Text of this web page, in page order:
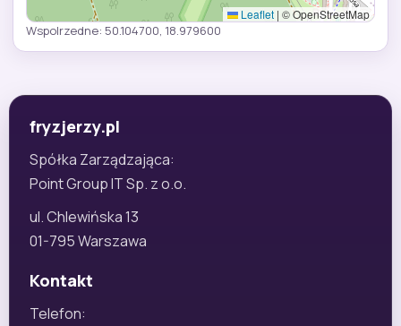
Leaflet | © OpenStreetMap
Wspolrzedne: 50.104700, 18.979600
fryzjerzy.pl
Spółka Zarządzająca:
Point Group IT Sp. z o.o.
ul. Chlewińska 13
01-795 Warszawa
Kontakt
Telefon: